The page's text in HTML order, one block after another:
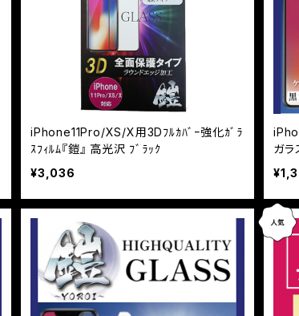
iPhone11Pro/XS/X用3Dﾌﾙｶﾊﾞｰ強化ｶﾞﾗ
ｽﾌｨﾙﾑ『鎧』 高光沢 ﾌﾞﾗｯｸ
¥3,036
ガラ